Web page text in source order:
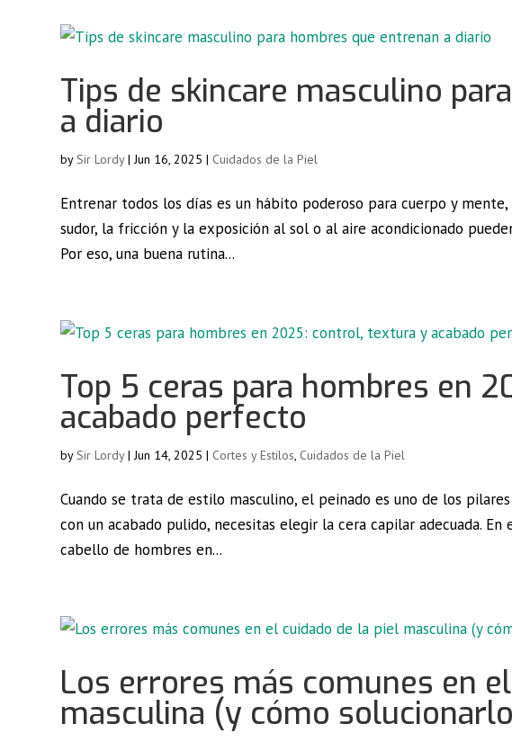
Tips de skincare masculino
a diario
bySir Lordy|Jun 16, 2025 | Cuidados de la Piel
Entrenar todos los días es un hábito poderoso para cuerpo y
sudor, la fricción y la exposición al sol o al aire acondicionado
Por eso, una buena rutina...
Top 5 ceras para hombres en
acabado perfecto
bySir Lordy|Jun 14, 2025 | Cortes y Estilos, Cuidados de la Piel
Cuando se trata de estilo masculino, el peinado es uno de los
con un acabado pulido, necesitas elegir la cera capilar adecuada.
cabello de hombres en...
Los errores más comunes en
masculina (y cómo